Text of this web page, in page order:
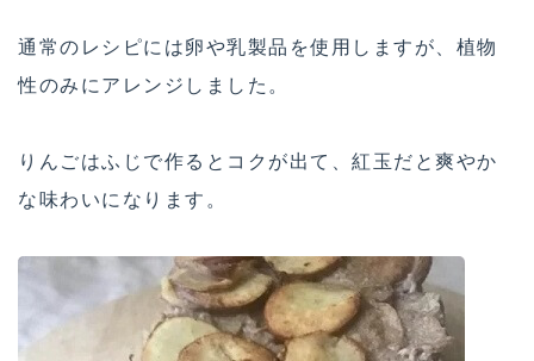
通常のレシピには卵や乳製品を使用しますが、植物
性のみにアレンジしました。
りんごはふじで作るとコクが出て、紅玉だと爽やか
な味わいになります。